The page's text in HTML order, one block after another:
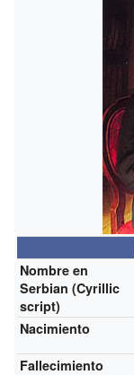
Nombre en
Serbian (Cyrillic
script)
Nacimiento
Fallecimiento